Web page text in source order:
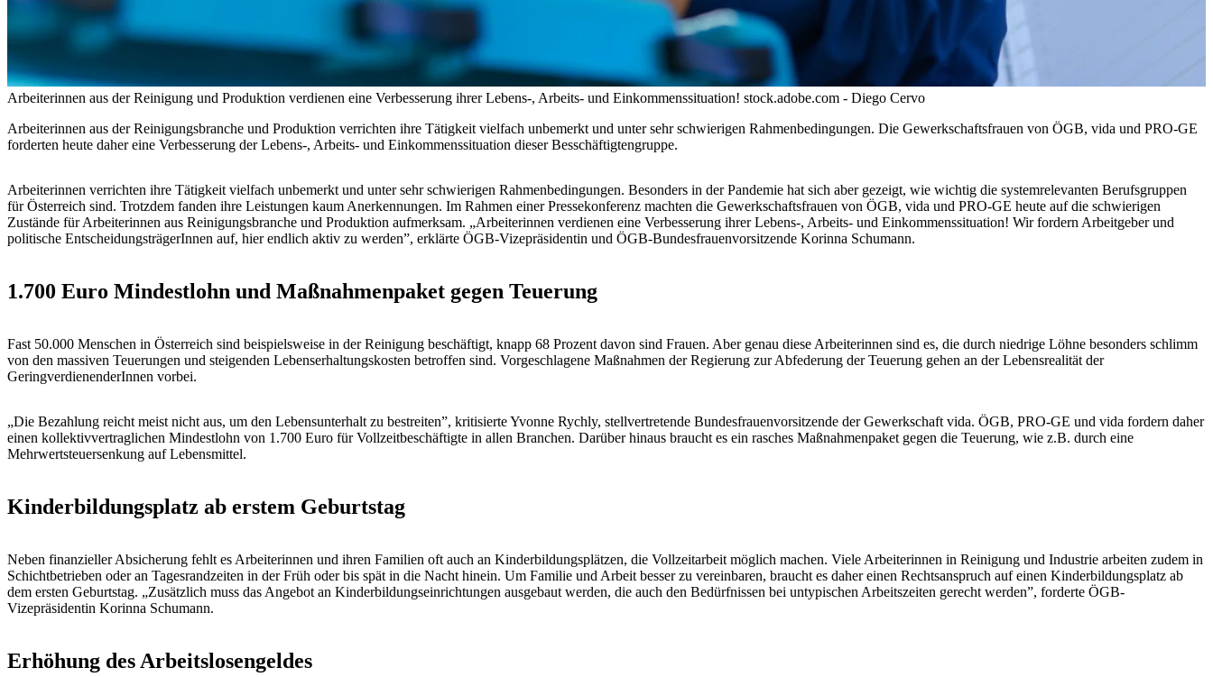
Arbeiterinnen aus der Reinigung und Produktion verdienen eine Verbesserung ihrer Lebens-, Arbeits- und Einkommenssituation! stock.adobe.com - Diego Cervo
Arbeiterinnen aus der Reinigungsbranche und Produktion verrichten ihre Tätigkeit vielfach unbemerkt und unter sehr schwierigen Rahmenbedingungen. Die Gewerkschaftsfrauen von ÖGB, vida und PRO-GE
forderten heute daher eine Verbesserung der Lebens-, Arbeits- und Einkommenssituation dieser Besschäftigtengruppe.
Arbeiterinnen verrichten ihre Tätigkeit vielfach unbemerkt und unter sehr schwierigen Rahmenbedingungen. Besonders in der Pandemie hat sich aber gezeigt, wie wichtig die systemrelevanten Berufsgruppen
für Österreich sind. Trotzdem fanden ihre Leistungen kaum Anerkennungen. Im Rahmen einer Pressekonferenz machten die Gewerkschaftsfrauen von ÖGB, vida und PRO-GE heute auf die schwierigen
Zustände für Arbeiterinnen aus Reinigungsbranche und Produktion aufmerksam. „Arbeiterinnen verdienen eine Verbesserung ihrer Lebens-, Arbeits- und Einkommenssituation! Wir fordern Arbeitgeber und
politische EntscheidungsträgerInnen auf, hier endlich aktiv zu werden”, erklärte ÖGB-Vizepräsidentin und ÖGB-Bundesfrauenvorsitzende Korinna Schumann.
1.700 Euro Mindestlohn und Maßnahmenpaket gegen Teuerung
Fast 50.000 Menschen in Österreich sind beispielsweise in der Reinigung beschäftigt, knapp 68 Prozent davon sind Frauen. Aber genau diese Arbeiterinnen sind es, die durch niedrige Löhne besonders schlimm
von den massiven Teuerungen und steigenden Lebenserhaltungskosten betroffen sind. Vorgeschlagene Maßnahmen der Regierung zur Abfederung der Teuerung gehen an der Lebensrealität der
GeringverdienenderInnen vorbei.
„Die Bezahlung reicht meist nicht aus, um den Lebensunterhalt zu bestreiten”, kritisierte Yvonne Rychly, stellvertretende Bundesfrauenvorsitzende der Gewerkschaft vida. ÖGB, PRO-GE und vida fordern daher
einen kollektivvertraglichen Mindestlohn von 1.700 Euro für Vollzeitbeschäftigte in allen Branchen. Darüber hinaus braucht es ein rasches Maßnahmenpaket gegen die Teuerung, wie z.B. durch eine
Mehrwertsteuersenkung auf Lebensmittel.
Kinderbildungsplatz ab erstem Geburtstag
Neben finanzieller Absicherung fehlt es Arbeiterinnen und ihren Familien oft auch an Kinderbildungsplätzen, die Vollzeitarbeit möglich machen. Viele Arbeiterinnen in Reinigung und Industrie arbeiten zudem in
Schichtbetrieben oder an Tagesrandzeiten in der Früh oder bis spät in die Nacht hinein. Um Familie und Arbeit besser zu vereinbaren, braucht es daher einen Rechtsanspruch auf einen Kinderbildungsplatz ab
dem ersten Geburtstag. „Zusätzlich muss das Angebot an Kinderbildungseinrichtungen ausgebaut werden, die auch den Bedürfnissen bei untypischen Arbeitszeiten gerecht werden”, forderte ÖGB-
Vizepräsidentin Korinna Schumann.
Erhöhung des Arbeitslosengeldes